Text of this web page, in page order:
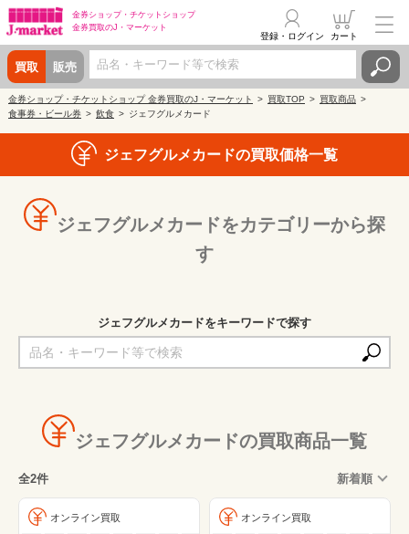
金券ショップ・ チケットショップ
金券買取のJ・マーケット
買取 販売
登録・ログイン カート
金券ショップ・チケットショップ 金券買取のJ・マーケット 買取TOP
買取商品
食事券・ビール券
飲食 ジェフグルメカード
ジェフグルメカードの買取価格一覧
ジェフグルメカードをカテゴリーから探
す
ジェフグルメカードをキーワードで探す
ジェフグルメカードの買取商品一覧
全2件 新着順
オンライン買取 オンライン買取